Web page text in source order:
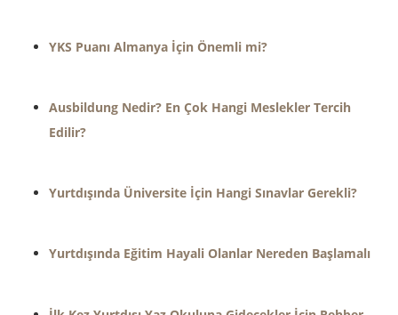
YKS Puanı Almanya İçin Önemli mi?
Ausbildung Nedir? En Çok Hangi Meslekler Tercih
Edilir?
Yurtdışında Üniversite İçin Hangi Sınavlar Gerekli?
Yurtdışında Eğitim Hayali Olanlar Nereden Başlamalı